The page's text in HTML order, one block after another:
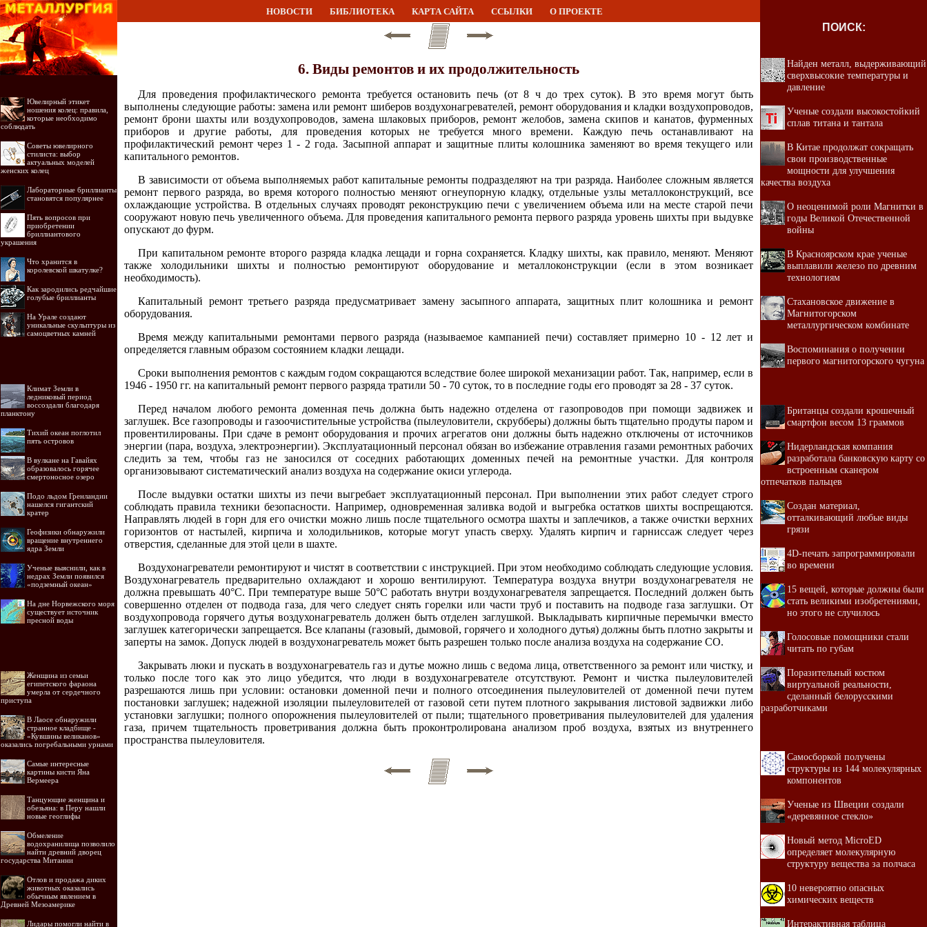
НОВОСТИ БИБЛИОТЕКА КАРТА САЙТА ССЫЛКИ О ПРОЕКТЕ
Ювелирный этикет
ношения колец: правила,
которые необходимо
соблюдать
Советы ювелирного
стилиста: выбор
актуальных моделей
женских колец
Лабораторные бриллианты
становятся популярнее
Пять вопросов при
приобретении
бриллиантового
украшения
Что хранится в
королевской шкатулке?
Как зародились редчайшие
голубые бриллианты
На Урале создают
уникальные скульптуры из
самоцветных камней
Климат Земли в
ледниковый период
воссоздали благодаря
планктону
Тихий океан поглотил
пять островов
В вулкане на Гавайях
образовалось горячее
смертоносное озеро
Подо льдом Гренландии
нашелся гигантский
кратер
Геофизики обнаружили
вращение внутреннего
ядра Земли
Ученые выяснили, как в
недрах Земли появился
«подземный океан»
На дне Норвежского моря
существует источник
пресной воды
Женщина из семьи
египетского фараона
умерла от сердечного
приступа
В Лаосе обнаружили
странное кладбище -
«Кувшины великанов»
оказались погребальными урнами
Самые интересные
картины кисти Яна
Вермеера
Танцующие женщина и
обезьяна: в Перу нашли
новые геоглифы
Обмеление
водохранилища позволило
найти древний дворец
государства Митанни
Отлов и продажа диких
животных оказались
обычным явлением в
Древней Мезоамерике
Лидары помогли найти в
6. Виды ремонтов и их продолжительность
Для проведения профилактического ремонта требуется остановить печь (от 8 ч до трех суток). В это время могут быть
выполнены следующие работы: замена или ремонт шиберов воздухонагревателей, ремонт оборудования и кладки воздухопроводов,
ремонт брони шахты или воздухопроводов, замена шлаковых приборов, ремонт желобов, замена скипов и канатов, фурменных
приборов и другие работы, для проведения которых не требуется много времени. Каждую печь останавливают на
профилактический ремонт через 1 - 2 года. Засыпной аппарат и защитные плиты колошника заменяют во время текущего или
капитального ремонтов.
В зависимости от объема выполняемых работ капитальные ремонты подразделяют на три разряда. Наиболее сложным является
ремонт первого разряда, во время которого полностью меняют огнеупорную кладку, отдельные узлы металлоконструкций, все
охлаждающие устройства. В отдельных случаях проводят реконструкцию печи с увеличением объема или на месте старой печи
сооружают новую печь увеличенного объема. Для проведения капитального ремонта первого разряда уровень шихты при выдувке
опускают до фурм.
При капитальном ремонте второго разряда кладка лещади и горна сохраняется. Кладку шихты, как правило, меняют. Меняют
также холодильники шихты и полностью ремонтируют оборудование и металлоконструкции (если в этом возникает
необходимость).
Капитальный ремонт третьего разряда предусматривает замену засыпного аппарата, защитных плит колошника и ремонт
оборудования.
Время между капитальными ремонтами первого разряда (называемое кампанией печи) составляет примерно 10 - 12 лет и
определяется главным образом состоянием кладки лещади.
Сроки выполнения ремонтов с каждым годом сокращаются вследствие более широкой механизации работ. Так, например, если в
1946 - 1950 гг. на капитальный ремонт первого разряда тратили 50 - 70 суток, то в последние годы его проводят за 28 - 37 суток.
Перед началом любого ремонта доменная печь должна быть надежно отделена от газопроводов при помощи задвижек и
заглушек. Все газопроводы и газоочистительные устройства (пылеуловители, скрубберы) должны быть тщательно продуты паром и
провентилированы. При сдаче в ремонт оборудования и прочих агрегатов они должны быть надежно отключены от источников
энергии (пара, воздуха, электроэнергии). Эксплуатационный персонал обязан во избежание отравления газами ремонтных рабочих
следить за тем, чтобы газ не заносился от соседних работающих доменных печей на ремонтные участки. Для контроля
организовывают систематический анализ воздуха на содержание окиси углерода.
После выдувки остатки шихты из печи выгребает эксплуатационный персонал. При выполнении этих работ следует строго
соблюдать правила техники безопасности. Например, одновременная заливка водой и выгребка остатков шихты воспрещаются.
Направлять людей в горн для его очистки можно лишь после тщательного осмотра шахты и заплечиков, а также очистки верхних
горизонтов от настылей, кирпича и холодильников, которые могут упасть сверху. Удалять кирпич и гарниссаж следует через
отверстия, сделанные для этой цели в шахте.
Воздухонагреватели ремонтируют и чистят в соответствии с инструкцией. При этом необходимо соблюдать следующие условия.
Воздухонагреватель предварительно охлаждают и хорошо вентилируют. Температура воздуха внутри воздухонагревателя не
должна превышать 40°С. При температуре выше 50°С работать внутри воздухонагревателя запрещается. Последний должен быть
совершенно отделен от подвода газа, для чего следует снять горелки или части труб и поставить на подводе газа заглушки. От
воздухопровода горячего дутья воздухонагреватель должен быть отделен заглушкой. Выкладывать кирпичные перемычки вместо
заглушек категорически запрещается. Все клапаны (газовый, дымовой, горячего и холодного дутья) должны быть плотно закрыты и
заперты на замок. Допуск людей в воздухонагреватель может быть разрешен только после анализа воздуха на содержание СО.
Закрывать люки и пускать в воздухонагреватель газ и дутье можно лишь с ведома лица, ответственного за ремонт или чистку, и
только после того как это лицо убедится, что люди в воздухонагревателе отсутствуют. Ремонт и чистка пылеуловителей
разрешаются лишь при условии: остановки доменной печи и полного отсоединения пылеуловителей от доменной печи путем
постановки заглушек; надежной изоляции пылеуловителей от газовой сети путем плотного закрывания листовой задвижки либо
установки заглушки; полного опорожнения пылеуловителей от пыли; тщательного проветривания пылеуловителей для удаления
газа, причем тщательность проветривания должна быть проконтролирована анализом проб воздуха, взятых из внутреннего
пространства пылеуловителя.
ПОИСК:
Найден металл, выдерживающий
сверхвысокие температуры и
давление
Ученые создали высокостойкий
сплав титана и тантала
В Китае продолжат сокращать
свои производственные
мощности для улучшения
качества воздуха
О неоценимой роли Магнитки в
годы Великой Отечественной
войны
В Красноярском крае ученые
выплавили железо по древним
технологиям
Стахановское движение в
Магнитогорском
металлургическом комбинате
Воспоминания о получении
первого магнитогорского чугуна
Британцы создали крошечный
смартфон весом 13 граммов
Нидерландская компания
разработала банковскую карту со
встроенным сканером
отпечатков пальцев
Создан материал,
отталкивающий любые виды
грязи
4D-печать запрограммировали
во времени
15 вещей, которые должны были
стать великими изобретениями,
но этого не случилось
Голосовые помощники стали
читать по губам
Поразительный костюм
виртуальной реальности,
сделанный белорусскими
разработчиками
Самосборкой получены
структуры из 144 молекулярных
компонентов
Ученые из Швеции создали
«деревянное стекло»
Новый метод MicroED
определяет молекулярную
структуру вещества за полчаса
10 невероятно опасных
химических веществ
Интерактивная таблица